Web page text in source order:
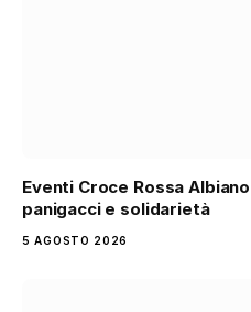
Eventi Croce Rossa
panigacci e solidarietà
5 AGOSTO 2026